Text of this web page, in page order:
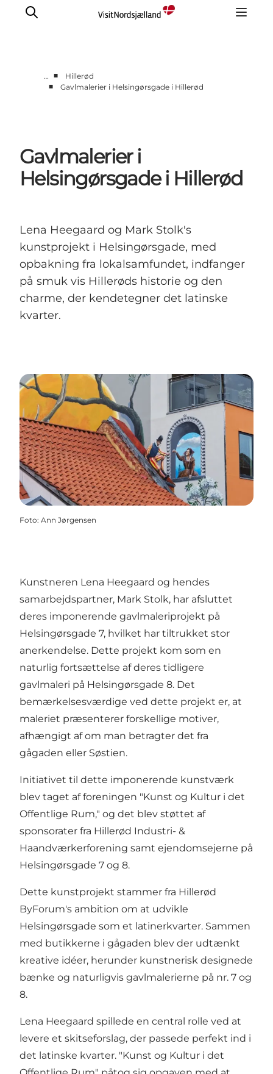
Overnatning
Byer
Planlæg ferien
… ■
Hillerød
■
Gavlmalerier i Helsingørsgade i Hillerød
Gavlmalerier i
Helsingørsgade i Hillerød
Lena Heegaard og Mark Stolk's
kunstprojekt i Helsingørsgade, med
opbakning fra lokalsamfundet, indfanger
på smuk vis Hillerøds historie og den
charme, der kendetegner det latinske
kvarter.
Foto: Ann Jørgensen
Kunstneren Lena Heegaard og hendes
samarbejdspartner, Mark Stolk, har afsluttet
deres imponerende gavlmaleriprojekt på
Helsingørsgade 7, hvilket har tiltrukket stor
anerkendelse. Dette projekt kom som en
naturlig fortsættelse af deres tidligere
gavlmaleri på Helsingørsgade 8. Det
bemærkelsesværdige ved dette projekt er, at
maleriet præsenterer forskellige motiver,
afhængigt af om man betragter det fra
gågaden eller Søstien.
Initiativet til dette imponerende kunstværk
blev taget af foreningen "Kunst og Kultur i det
Offentlige Rum," og det blev støttet af
sponsorater fra Hillerød Industri- &
Haandværkerforening samt ejendomsejerne på
Helsingørsgade 7 og 8.
Dette kunstprojekt stammer fra Hillerød
ByForum's ambition om at udvikle
Helsingørsgade som et latinerkvarter. Sammen
med butikkerne i gågaden blev der udtænkt
kreative idéer, herunder kunstnerisk designede
bænke og naturligvis gavlmalerierne på nr. 7 og
8.
Lena Heegaard spillede en central rolle ved at
levere et skitseforslag, der passede perfekt ind i
det latinske kvarter. "Kunst og Kultur i det